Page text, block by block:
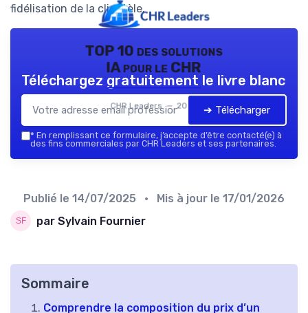
fidélisation de la clientèle.
TOP 10 des solutions
IA pour le CHR
CHR Leaders — 2026
Téléchargez gratuitement le livre blanc
➔ Télécharger
* En remplissant ce formulaire, j’accepte d’être contacté(e) à
des fins commerciales par CHR Leaders et ses partenaires.
Publié le 14/07/2025 • Mis à jour le 17/01/2026
par Sylvain Fournier
Sommaire
Comprendre la composition du prix d’un